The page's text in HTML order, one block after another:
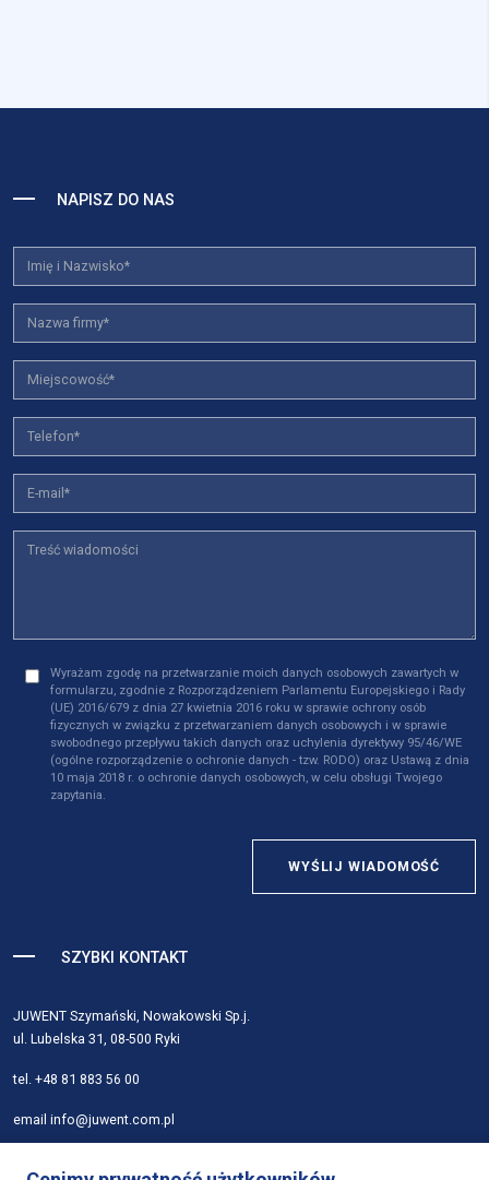
SZYBKI KONTAKT
JUWENT Szymański, Nowakowski Sp.j.
ul. Lubelska 31, 08-500 Ryki
tel. +48 81 883 56 00
email info@juwent.com.pl
NAPISZ DO NAS
Wyrażam zgodę na przetwarzanie moich danych osobowych zawartych w
formularzu, zgodnie z Rozporządzeniem Parlamentu Europejskiego i Rady
(UE) 2016/679 z dnia 27 kwietnia 2016 roku w sprawie ochrony osób
fizycznych w związku z przetwarzaniem danych osobowych i w sprawie
swobodnego przepływu takich danych oraz uchylenia dyrektywy 95/46/WE
(ogólne rozporządzenie o ochronie danych - tzw. RODO) oraz Ustawą z dnia
10 maja 2018 r. o ochronie danych osobowych, w celu obsługi Twojego
zapytania.
WYŚLIJ WIADOMOŚĆ